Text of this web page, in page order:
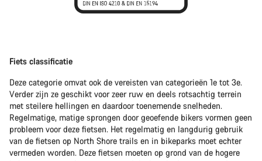
Fiets classificatie
Deze categorie omvat ook de vereisten van categorieën 1e tot 3e.
Verder zijn ze geschikt voor zeer ruw en deels rotsachtig terrein
met steilere hellingen en daardoor toenemende snelheden.
Regelmatige, matige sprongen door geoefende bikers vormen geen
probleem voor deze fietsen. Het regelmatig en langdurig gebruik
van de fietsen op North Shore trails en in bikeparks moet echter
vermeden worden. Deze fietsen moeten op grond van de hogere